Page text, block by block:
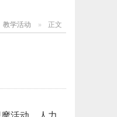
教学活动 正文